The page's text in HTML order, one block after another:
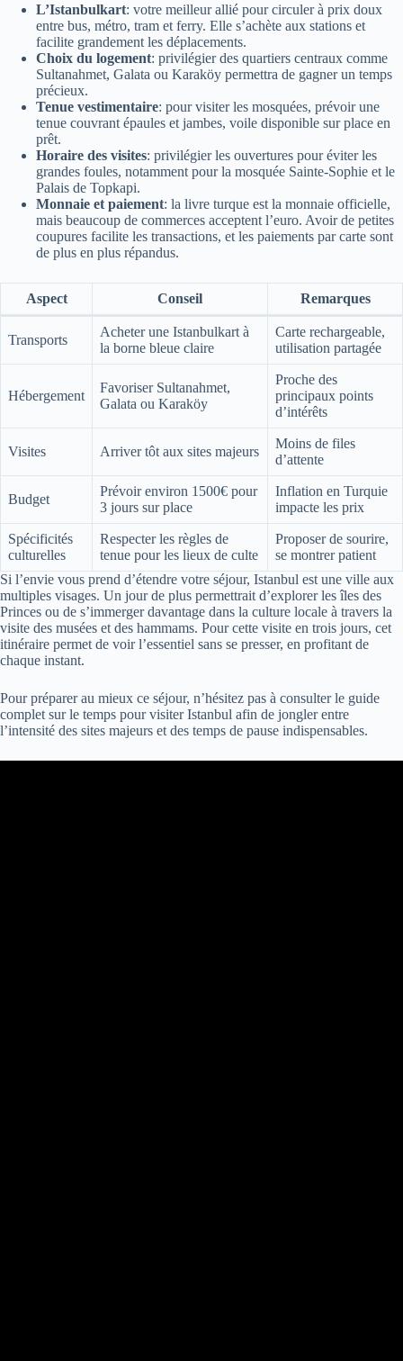
L’Istanbulkart: votre meilleur allié pour circuler à prix doux
entre bus, métro, tram et ferry. Elle s’achète aux stations et
facilite grandement les déplacements.
Choix du logement: privilégier des quartiers centraux comme
Sultanahmet, Galata ou Karaköy permettra de gagner un temps
précieux.
Tenue vestimentaire: pour visiter les mosquées, prévoir une
tenue couvrant épaules et jambes, voile disponible sur place en
prêt.
Horaire des visites: privilégier les ouvertures pour éviter les
grandes foules, notamment pour la mosquée Sainte-Sophie et le
Palais de Topkapi.
Monnaie et paiement: la livre turque est la monnaie officielle,
mais beaucoup de commerces acceptent l’euro. Avoir de petites
coupures facilite les transactions, et les paiements par carte sont
de plus en plus répandus.
Aspect Conseil Remarques
Transports
Acheter une Istanbulkart à
la borne bleue claire
Carte rechargeable,
utilisation partagée
Hébergement
Favoriser Sultanahmet,
Galata ou Karaköy
Proche des
principaux points
d’intérêts
Visites Arriver tôt aux sites majeurs
Moins de files
d’attente
Budget
Prévoir environ 1500€ pour
3 jours sur place
Inflation en Turquie
impacte les prix
Spécificités
culturelles
Respecter les règles de
tenue pour les lieux de culte
Proposer de sourire,
se montrer patient
Si l’envie vous prend d’étendre votre séjour, Istanbul est une ville aux
multiples visages. Un jour de plus permettrait d’explorer les îles des
Princes ou de s’immerger davantage dans la culture locale à travers la
visite des musées et des hammams. Pour cette visite en trois jours, cet
itinéraire permet de voir l’essentiel sans se presser, en profitant de
chaque instant.
Pour préparer au mieux ce séjour, n’hésitez pas à consulter le guide
complet sur le temps pour visiter Istanbul afin de jongler entre
l’intensité des sites majeurs et des temps de pause indispensables.